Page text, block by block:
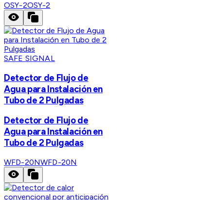
OSY-2OSY-2
SAFE SIGNAL
Detector de Flujo de
Agua para Instalación en
Tubo de 2 Pulgadas
Detector de Flujo de
Agua para Instalación en
Tubo de 2 Pulgadas
WFD-20NWFD-20N